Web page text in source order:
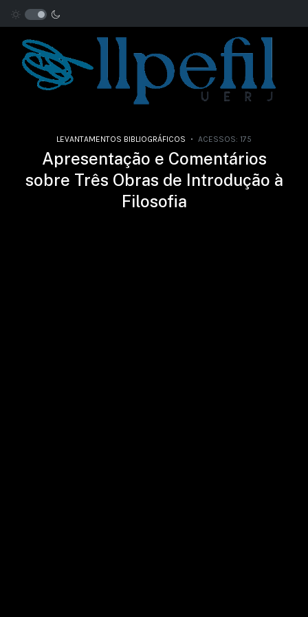
LEVANTAMENTOS BIBLIOGRÁFICOS ACESSOS: 175
Apresentação e Comentários
sobre Três Obras de Introdução à
Filosofia